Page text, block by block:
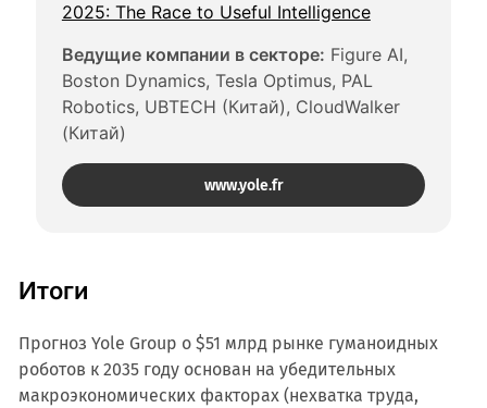
2025: The Race to Useful Intelligence
Ведущие компании в секторе: Figure AI,
Boston Dynamics, Tesla Optimus, PAL
Robotics, UBTECH (Китай), CloudWalker
(Китай)
www.yole.fr
Итоги
Прогноз Yole Group о $51 млрд рынке гуманоидных
роботов к 2035 году основан на убедительных
макроэкономических факторах (нехватка труда,